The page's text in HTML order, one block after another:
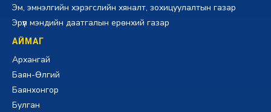
Эм, эмнэлгийн хэрэгслийн хяналт, зохицуулалтын газар
Эрүүл мэндийн даатгалын ерөнхий газар
АЙМАГ
Архангай
Баян-Өлгий
Баянхонгор
Булган